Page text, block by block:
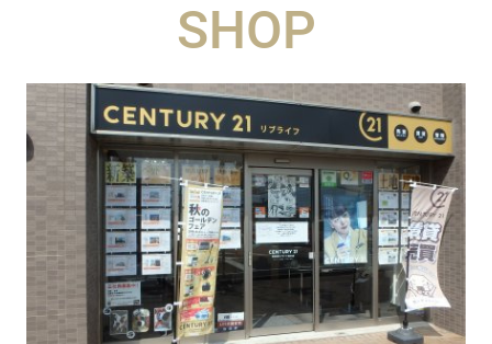
ハイムメゾン白鳥台201
6.5万円
物件詳細へ
ハイムレトア飾東A103
7.4万円
物件詳細へ
SHOP